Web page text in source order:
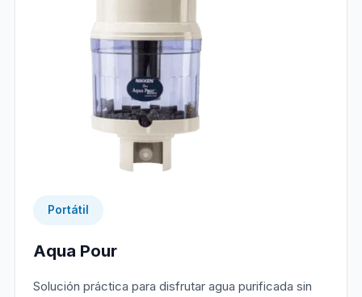
Portátil
Aqua Pour
Solución práctica para disfrutar agua purificada sin